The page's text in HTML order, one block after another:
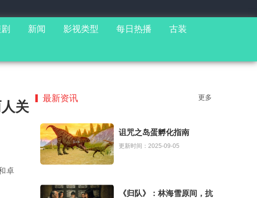
新闻 影视类型 每日热播
古装
关
卓
最新资讯 更多
诅咒之岛蛋孵化指南
更新时间：2025-09-05
《归队》：林海雪原间，抗